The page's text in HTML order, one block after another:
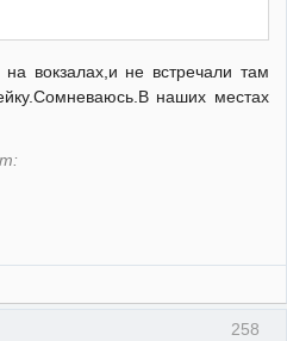
вокзалах,и не встречали там
наших местах
258